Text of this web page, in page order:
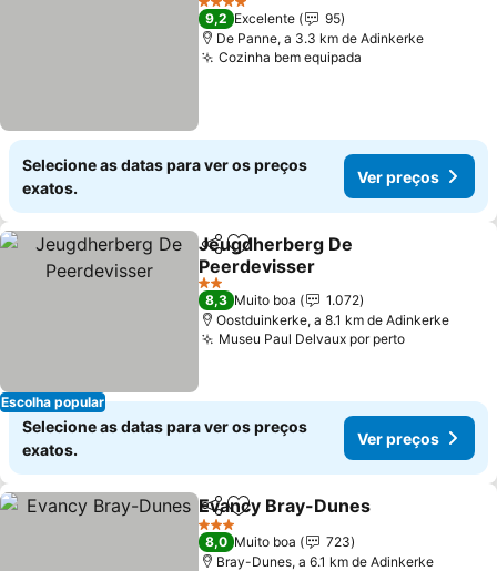
4 Estrelas
9,2 Excelente
95
De Panne, a 3.3 km de Adinkerke
Cozinha bem equipada
Selecione as datas para ver os preços
exatos.
Ver preços
Escolha popular
PartilharAdicionar aos favoritos
Jeugdherberg De
Peerdevisser
2 Estrelas
8,3 Muito boa
1.072
Oostduinkerke, a 8.1 km de Adinkerke
Museu Paul Delvaux por perto
Selecione as datas para ver os preços
exatos.
Ver preços
PartilharAdicionar aos favoritos
Evancy Bray-Dunes
3 Estrelas
8,0 Muito boa
723
Bray-Dunes, a 6.1 km de Adinkerke